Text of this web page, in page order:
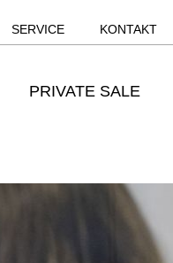
SERVICE KONTAKT
PRIVATE SALE